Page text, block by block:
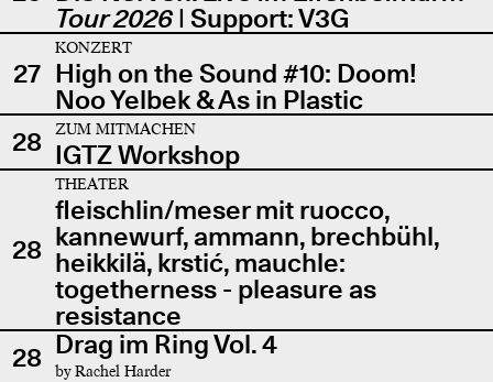
Tour 2026| Support: V3G
27
KONZERT
High on the Sound #10: Doom!
Noo Yelbek & As in Plastic
28
ZUM MITMACHEN
IGTZ Workshop
28
THEATER
fleischlin/meser mit ruocco,
kannewurf, ammann, brechbühl,
heikkilä, krstić, mauchle:
togetherness - pleasure as
resistance
28 Drag im Ring Vol. 4
by Rachel Harder